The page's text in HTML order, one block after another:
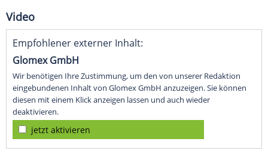
Video
Empfohlener externer Inhalt:
Glomex GmbH
Wir benötigen Ihre Zustimmung, um den von unserer Redaktion
eingebundenen Inhalt von Glomex GmbH anzuzeigen. Sie können
diesen mit einem Klick anzeigen lassen und auch wieder
deaktivieren.
jetzt aktivieren